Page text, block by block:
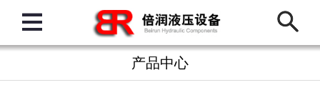
产品中心